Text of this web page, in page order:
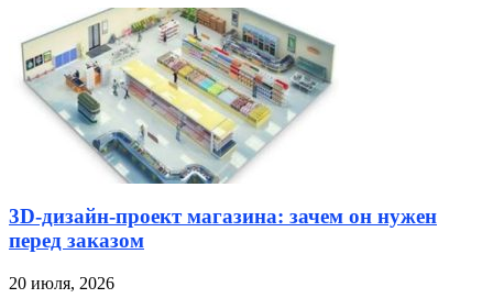
3D-дизайн-проект магазина: зачем он нужен
перед заказом
20 июля, 2026